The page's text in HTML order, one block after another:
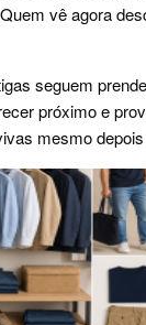
vê agora
seguem
próximo e
mesmo